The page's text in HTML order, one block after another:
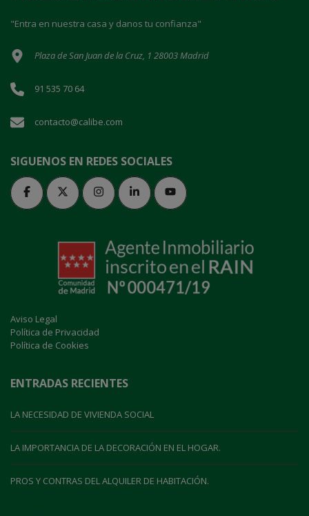
"Entra en nuestra casa y danos tu confianza"
Plaza de San Juan de la Cruz, 1 28003 Madrid
91 535 70 64
contacto@calibe.com
SIGUENOS EN REDES SOCIALES
Aviso Legal
Política de Privacidad
Política de Cookies
ENTRADAS RECIENTES
LA NECESIDAD DE VIVIENDA SOCIAL
LA IMPORTANCIA DE LA DECORACIÓN EN EL HOGAR.
PROS Y CONTRAS DEL ALQUILER DE HABITACIÓN.